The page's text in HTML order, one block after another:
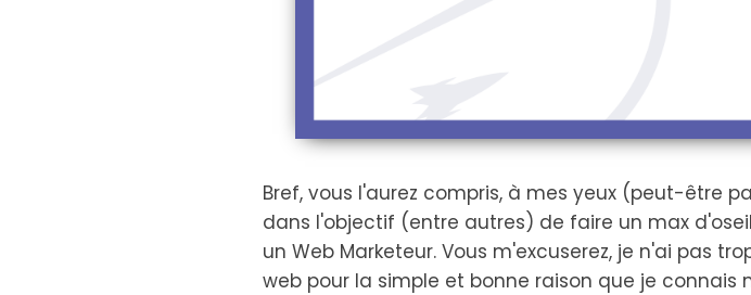
Bref, vous l'aurez compris, à mes yeux (peut-être
dans l'objectif (entre autres) de faire un max
un Web Marketeur. Vous m'excuserez, je n'ai pas
web pour la simple et bonne raison que je connais